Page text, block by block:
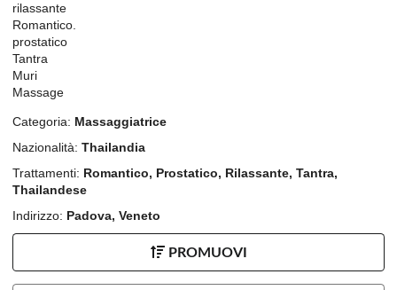
rilassante
Romantico.
prostatico
Tantra
Muri
Massage
Categoria: Massaggiatrice
Nazionalità: Thailandia
Trattamenti: Romantico, Prostatico, Rilassante, Tantra,
Thailandese
Indirizzo: Padova, Veneto
PROMUOVI